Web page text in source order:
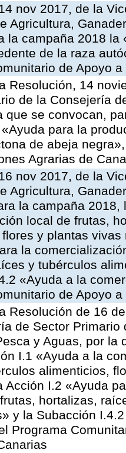
nov 2017, de la
Agricultura,
la campaña 2018
de la raza
de Apoyo
Resolución, 14
de la Consejería
que se convocan,
para la
de abeja
Agrarias de
nov 2017, de la
Agricultura,
la campaña 2018,
local de frutas,
y plantas
la
y tubérculos
«Ayuda a la
de Apoyo
Resolución de 16
de Sector
y Aguas, por la
I.1 «Ayuda a la
alimenticios,
Acción I.2 «Ayuda
hortalizas,
y la Subacción
Programa